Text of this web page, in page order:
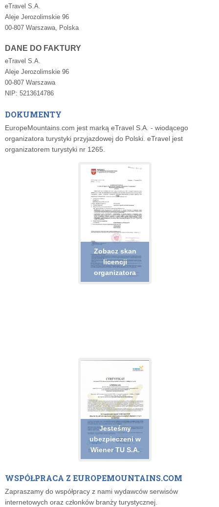
eTravel S.A.
Aleje Jerozolimskie 96
00-807 Warszawa, Polska
DANE DO FAKTURY
eTravel S.A.
Aleje Jerozolimskie 96
00-807 Warszawa
NIP: 5213614786
DOKUMENTY
EuropeMountains.com jest marką eTravel S.A. - wiodącego
organizatora turystyki przyjazdowej do Polski. eTravel jest
organizatorem turystyki nr 1265.
Zobacz skan
licencji
organizatora
Jesteśmy
ubezpieczeni w
Wiener TU S.A.
WSPÓŁPRACA Z EUROPEMOUNTAINS.COM
Zapraszamy do współpracy z nami wydawców serwisów
internetowych oraz członków branży turystycznej.